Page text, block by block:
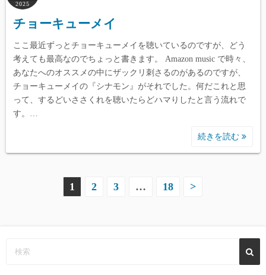
2025
チョーキューメイ
ここ最近ずっとチョーキューメイを聴いているのですが、どう
考えても最高なのでちょっと書きます。 Amazon music で時々、
あなたへのオススメの中にザックリ刺さるのがあるのですが、
チョーキューメイの『シナモン』がそれでした。何だこれと思
って、するどいささくれを聴いたらどハマりしたと言う流れで
す。…
続きを読む
ペ
1 2 3 … 18 >